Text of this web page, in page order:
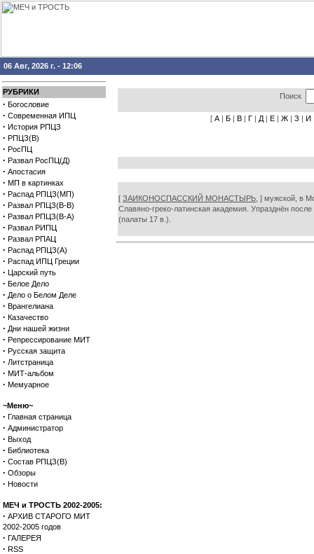
06 Авг, 2026 г. - 12:06
РУБРИКИ
· Богословие
· Современная ИПЦ
· История РПЦЗ
· РПЦЗ(В)
· РосПЦ
· Развал РосПЦ(Д)
· Апостасия
· МП в картинках
· Распад РПЦЗ(МП)
· Развал РПЦЗ(В-В)
· Развал РПЦЗ(В-А)
· Развал РИПЦ
· Развал РПАЦ
· Распад РПЦЗ(А)
· Распад ИПЦ Греции
· Царский путь
· Белое Дело
· Дело о Белом Деле
· Врангелиана
· Казачество
· Дни нашей жизни
· Репрессирование МИТ
· Русская защита
· Литстраница
· МИТ-альбом
· Мемуарное
~Меню~
· Главная страница
· Администратор
· Выход
· Библиотека
· Состав РПЦЗ(В)
· Обзоры
· Новости
МЕЧ и ТРОСТЬ 2002-2005:
· АРХИВ СТАРОГО МИТ
2002-2005 годов
· ГАЛЕРЕЯ
· RSS
Поиск
[ А | Б | В | Г | Д | Е | Ж | З | И
[ ЗАИКОНОСПАССКИЙ МОНАСТЫРЬ, ] мужской, в
Славяно-греко-латинская академия. Упразднён
(палаты 17 в.).